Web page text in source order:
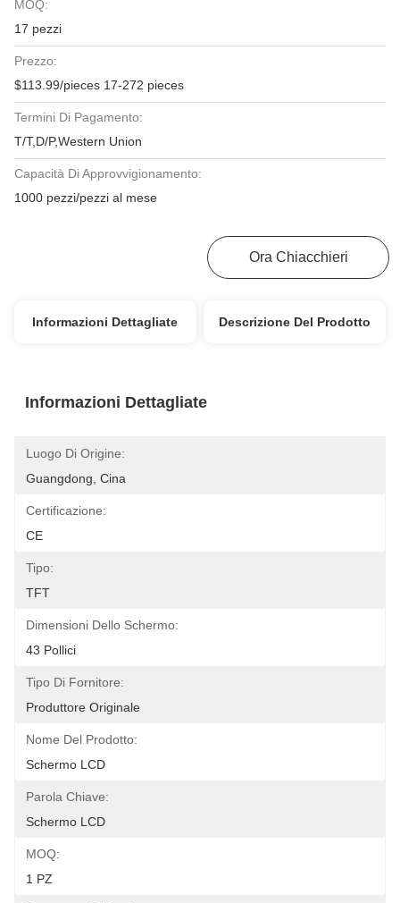
MOQ:
17 pezzi
Prezzo:
$113.99/pieces 17-272 pieces
Termini Di Pagamento:
T/T,D/P,Western Union
Capacità Di Approvvigionamento:
1000 pezzi/pezzi al mese
Ora Chiacchieri
Informazioni Dettagliate Descrizione Del Prodotto
Informazioni Dettagliate
Luogo Di Origine:
Guangdong, Cina
Certificazione:
CE
Tipo:
TFT
Dimensioni Dello Schermo:
43 Pollici
Tipo Di Fornitore:
Produttore Originale
Nome Del Prodotto:
Schermo LCD
Parola Chiave:
Schermo LCD
MOQ:
1 PZ